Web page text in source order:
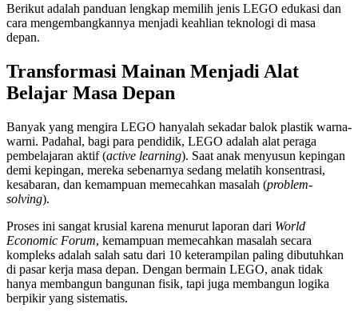
Berikut adalah panduan lengkap memilih jenis LEGO edukasi dan
cara mengembangkannya menjadi keahlian teknologi di masa
depan.
Transformasi Mainan Menjadi Alat
Belajar Masa Depan
Banyak yang mengira LEGO hanyalah sekadar balok plastik warna-
warni. Padahal, bagi para pendidik, LEGO adalah alat peraga
pembelajaran aktif (active learning). Saat anak menyusun kepingan
demi kepingan, mereka sebenarnya sedang melatih konsentrasi,
kesabaran, dan kemampuan memecahkan masalah (problem-
solving).
Proses ini sangat krusial karena menurut laporan dari World
Economic Forum, kemampuan memecahkan masalah secara
kompleks adalah salah satu dari 10 keterampilan paling dibutuhkan
di pasar kerja masa depan. Dengan bermain LEGO, anak tidak
hanya membangun bangunan fisik, tapi juga membangun logika
berpikir yang sistematis.